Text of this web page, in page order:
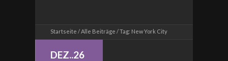
Startseite Alle Beiträge Tag: New York City
DEZ..26